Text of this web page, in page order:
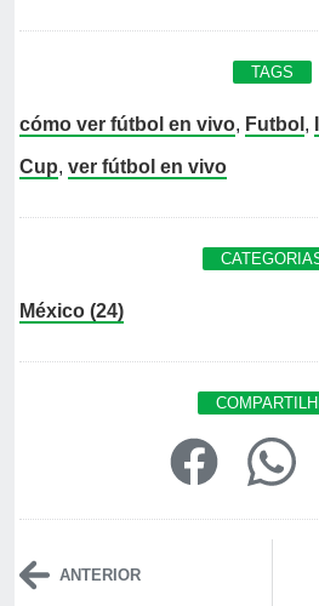
TAGS
cómo ver fútbol en vivo, Futbol ,
Cup, ver fútbol en vivo
México (24)
ANTERIOR